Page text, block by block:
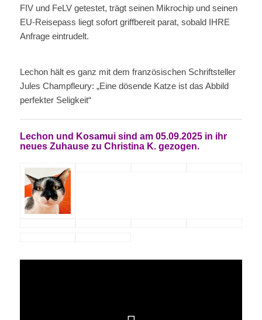
FIV und FeLV getestet, trägt seinen Mikrochip und seinen
EU-Reisepass liegt sofort griffbereit parat, sobald IHRE
Anfrage eintrudelt.
Lechon hält es ganz mit dem französischen Schriftsteller
Jules Champfleury: „Eine dösende Katze ist das Abbild
perfekter Seligkeit“
Lechon und Kosamui sind am 05.09.2025 in ihr
neues Zuhause zu Christina K. gezogen.